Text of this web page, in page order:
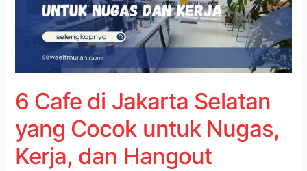
6 Cafe di Jakarta Selatan
yang Cocok untuk Nugas,
Kerja, dan Hangout
Cocok
untuk
Nugas,
Hangout